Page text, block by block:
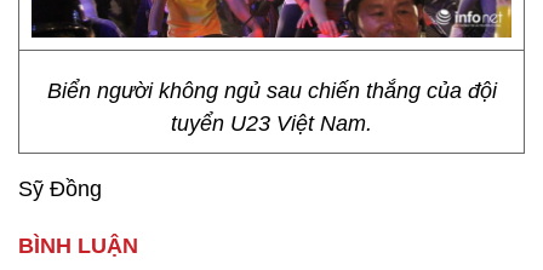
Biển người không ngủ sau chiến thắng của đội
tuyển U23 Việt Nam.
Sỹ Đồng